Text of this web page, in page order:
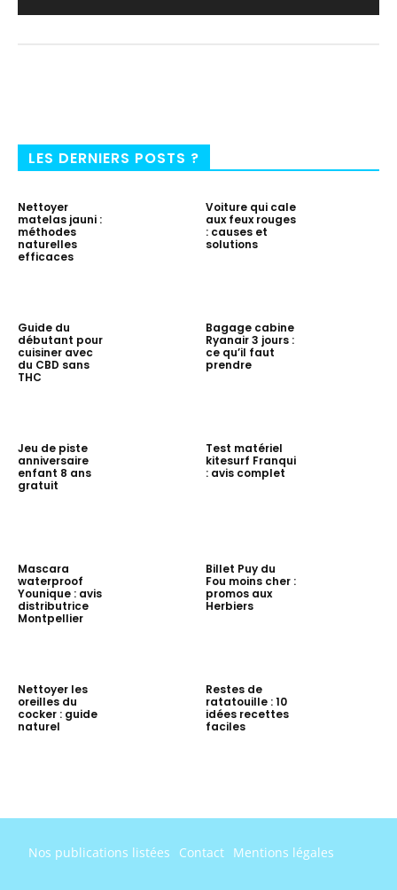
LES DERNIERS POSTS ?
Nettoyer
matelas jauni :
méthodes
naturelles
efficaces
Voiture qui cale
aux feux rouges
: causes et
solutions
Guide du
débutant pour
cuisiner avec
du CBD sans
THC
Bagage cabine
Ryanair 3 jours :
ce qu’il faut
prendre
Jeu de piste
anniversaire
enfant 8 ans
gratuit
Test matériel
kitesurf Franqui
: avis complet
Mascara
waterproof
Younique : avis
distributrice
Montpellier
Billet Puy du
Fou moins cher :
promos aux
Herbiers
Nettoyer les
oreilles du
cocker : guide
naturel
Restes de
ratatouille : 10
idées recettes
faciles
Nos publications listées Contact Mentions légales